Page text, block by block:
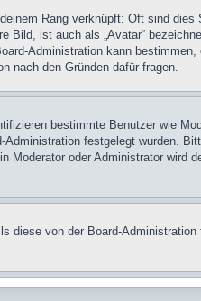
Rang verknüpft: Oft sind dies
Bild, ist auch als „Avatar“
Administration kann bestimmen,
nach den Gründen dafür fragen.
bestimmte Benutzer wie
festgelegt wurden.
oder Administrator wird
diese von der Board-